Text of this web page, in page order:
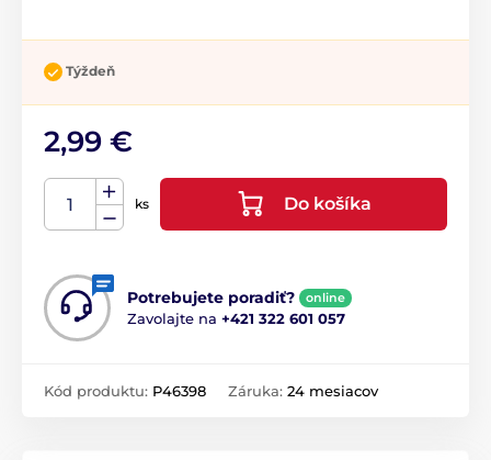
Týždeň
2,99 €
ks Do košíka
Potrebujete poradiť? online
Zavolajte na +421 322 601 057
Kód produktu: P46398 Záruka: 24 mesiacov